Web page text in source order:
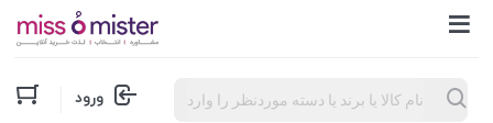
Products
search ورود